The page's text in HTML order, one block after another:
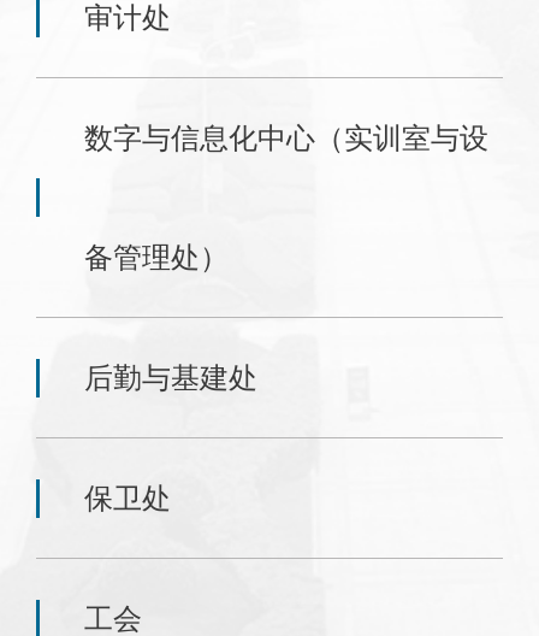
审计处
数字与信息化中心（实训室与设
备管理处）
后勤与基建处
保卫处
工会